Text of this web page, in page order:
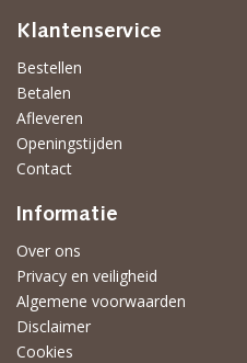
Klantenservice
Bestellen
Betalen
Afleveren
Openingstijden
Contact
Informatie
Over ons
Privacy en veiligheid
Algemene voorwaarden
Disclaimer
Cookies